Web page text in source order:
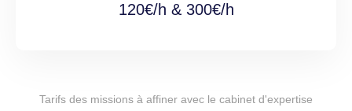
120€/h & 300€/h
Tarifs des missions à affiner avec le cabinet d'expertise